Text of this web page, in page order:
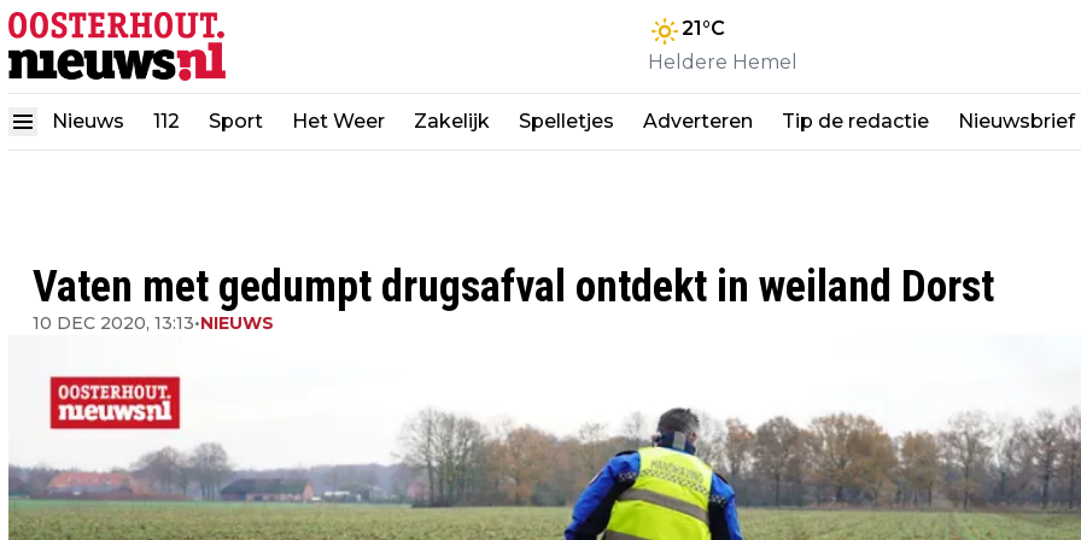
21 °C
Heldere Hemel
Nieuws 112 Sport Het Weer Zakelijk Spelletjes Adverteren Tip de redactie Nieuwsbrief
Vaten met gedumpt drugsafval ontdekt in weiland Dorst
10 DEC 2020, 13:13•NIEUWS